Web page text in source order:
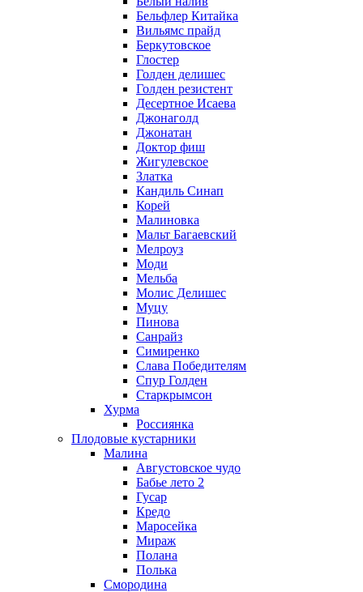
Бельфлер Китайка
Вильямс прайд
Беркутовское
Глостер
Голден делишес
Голден резистент
Десертное Исаева
Джонаголд
Джонатан
Доктор фиш
Жигулевское
Златка
Кандиль Синап
Корей
Малиновка
Мальт Багаевский
Мелроуз
Моди
Мельба
Молис Делишес
Муцу
Пинова
Санрайз
Симиренко
Слава Победителям
Спур Голден
Старкрымсон
Хурма
Россиянка
Плодовые кустарники
Малина
Августовское чудо
Бабье лето 2
Гусар
Кредо
Маросейка
Мираж
Полана
Полька
Смородина